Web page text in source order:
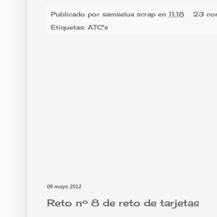
Publicado por samselua scrap en 11:18
23
Etiquetas: ATC's
09 mayo 2012
Reto nº 8 de reto de tarjetas